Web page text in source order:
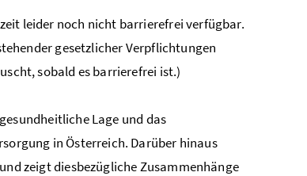
leider noch nicht barrierefrei verfügbar.
gesetzlicher Verpflichtungen
sobald es barrierefrei ist.)
Lage und das
in Österreich. Darüber hinaus
zeigt diesbezügliche Zusammenhänge